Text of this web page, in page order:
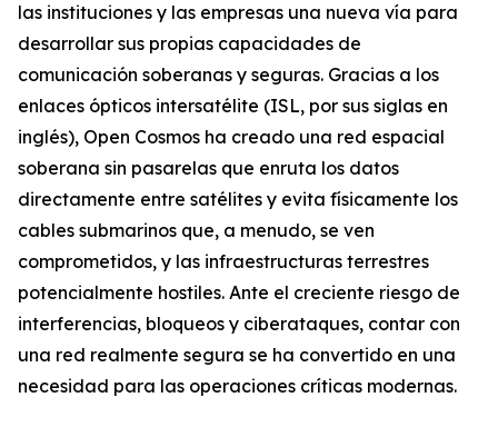
las instituciones y las empresas una nueva vía para
desarrollar sus propias capacidades de
comunicación soberanas y seguras. Gracias a los
enlaces ópticos intersatélite (ISL, por sus siglas en
inglés), Open Cosmos ha creado una red espacial
soberana sin pasarelas que enruta los datos
directamente entre satélites y evita físicamente los
cables submarinos que, a menudo, se ven
comprometidos, y las infraestructuras terrestres
potencialmente hostiles. Ante el creciente riesgo de
interferencias, bloqueos y ciberataques, contar con
una red realmente segura se ha convertido en una
necesidad para las operaciones críticas modernas.